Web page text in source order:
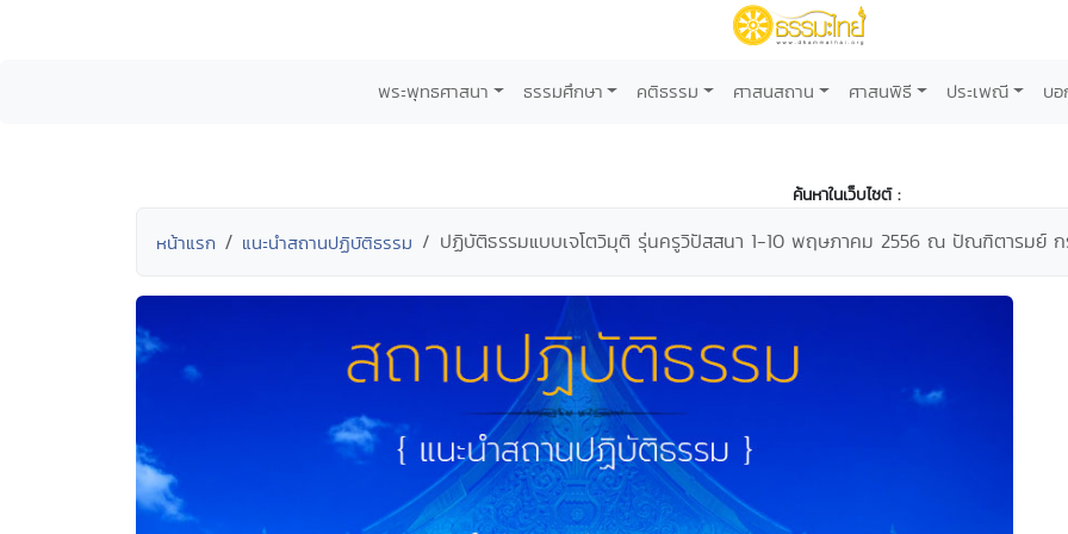
พระพุทธศาสนา ธรรมศึกษา คติธรรม ศาสนสถาน ศาสนพิธี ประเพณี บ
ค้นหาในเว็บไซต์ :
หน้าแรก แนะนำสถานปฏิบัติธรรม ปฏิบัติธรรมแบบเจโตวิมุติ รุ่นครูวิปัสสนา 1-10 พฤษภาคม 2556 ณ ปัณฑิตารมย์ ก